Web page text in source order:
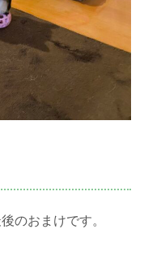
のおまけです。